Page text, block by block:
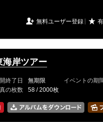
 無料ユーザー登録 ★
海岸ツアー
終了日 無期限 イベントの期
の枚数 58 / 2000枚